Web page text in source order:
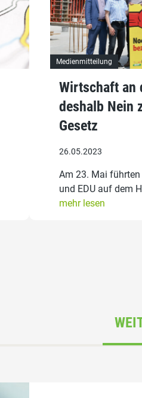
Medienmitteilung
Wirtschaft an
deshalb Nein
Gesetz
26.05.2023
Am 23. Mai führten
und EDU auf dem
mehr lesen